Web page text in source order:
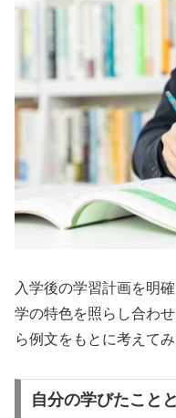
入学後の学習計画を明
学の特色を照らし合わ
ら例文をもとに考えてみ
自分の学びたこと